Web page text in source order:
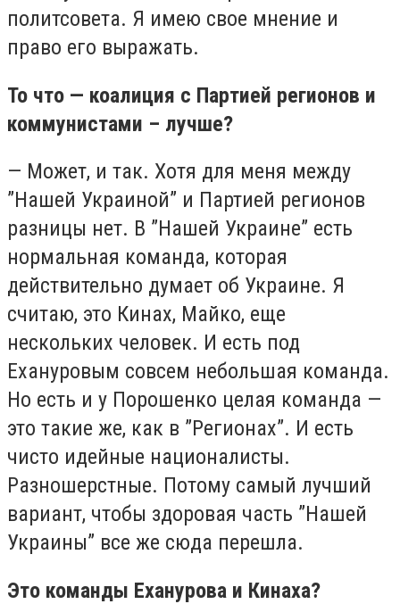
политсовета. Я имею свое мнение и
право его выражать.
То что — коалиция с Партией регионов и
коммунистами – лучше?
— Может, и так. Хотя для меня между
”Нашей Украиной” и Партией регионов
разницы нет. В ”Нашей Украине” есть
нормальная команда, которая
действительно думает об Украине. Я
считаю, это Кинах, Майко, еще
нескольких человек. И есть под
Ехануровым совсем небольшая команда.
Но есть и у Порошенко целая команда —
это такие же, как в ”Регионах”. И есть
чисто идейные националисты.
Разношерстные. Потому самый лучший
вариант, чтобы здоровая часть ”Нашей
Украины” все же сюда перешла.
Это команды Еханурова и Кинаха?